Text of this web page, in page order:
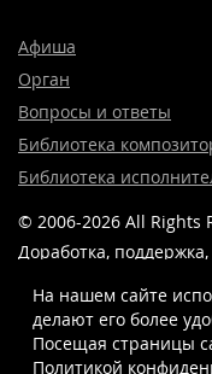
Афиша
Орган
Вопросы и ответы
Библиотека
Библиотека
© 2006-2026 All Rights
Доработка,
На нашем сайте
делают его более
Посещая страницы
Политикой